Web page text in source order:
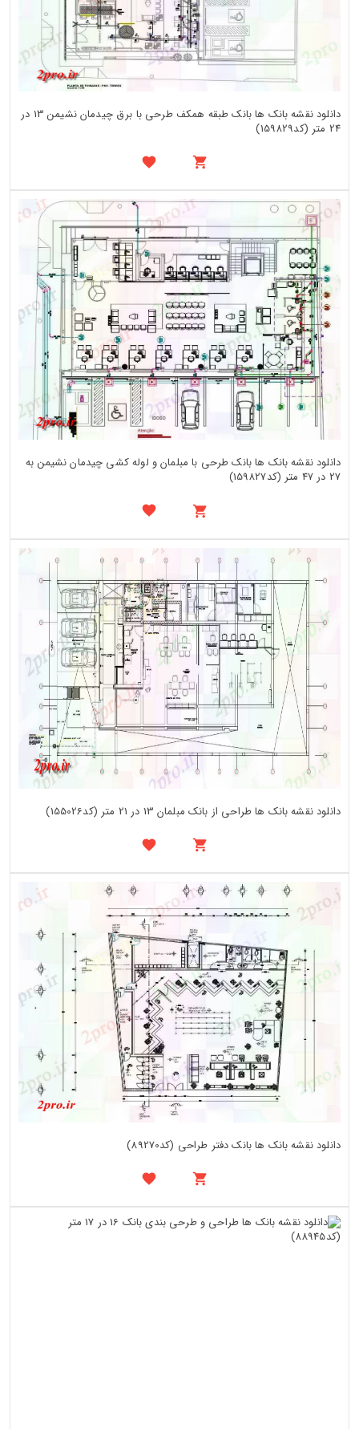
دانلود نقشه بانک ها بانک طبقه همکف طرحی با برق چیدمان نشیمن 13 در
24 متر (کد159829)
دانلود نقشه بانک ها بانک طرحی با مبلمان و لوله کشی چیدمان نشیمن به
27 در 47 متر (کد159827)
دانلود نقشه بانک ها طراحی از بانک مبلمان 13 در 21 متر (کد155026)
دانلود نقشه بانک ها بانک دفتر طراحی (کد89270)